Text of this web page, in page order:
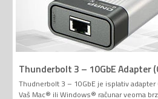
Thunderbolt 3 – 10GbE Adapter
Thudnerbolt 3 – 10GbE je isplativ adapter
Vaš Mac® ili Windows® računar veoma